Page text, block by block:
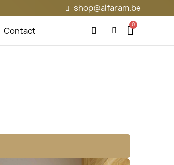
shop@alfaram.be
Contact